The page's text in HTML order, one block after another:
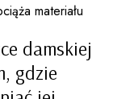
materiału
damskiej
gdzie